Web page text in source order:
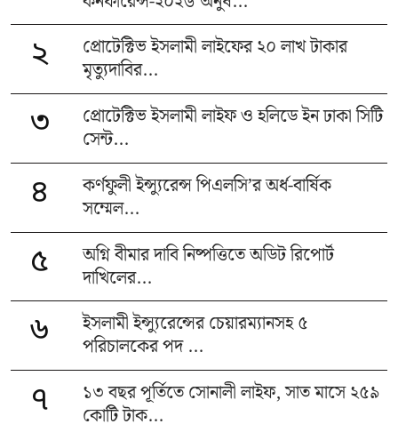
২
প্রোটেক্টিভ ইসলামী লাইফের ২০ লাখ টাকার
মৃত্যুদাবির...
৩
প্রোটেক্টিভ ইসলামী লাইফ ও হলিডে ইন ঢাকা সিটি
সেন্ট...
৪
কর্ণফুলী ইন্স্যুরেন্স পিএলসি’র অর্ধ-বার্ষিক
সম্মেল...
৫
অগ্নি বীমার দাবি নিষ্পত্তিতে অডিট রিপোর্ট
দাখিলের...
৬
ইসলামী ইন্স্যুরেন্সের চেয়ারম্যানসহ ৫
পরিচালকের পদ ...
৭
১৩ বছর পূর্তিতে সোনালী লাইফ, সাত মাসে ২৫৯
কোটি টাক...